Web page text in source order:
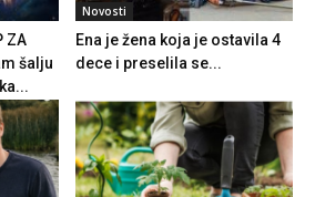
ZA
šalju
Novosti
Ena je žena koja je ostavila 4
dece i preselila se...